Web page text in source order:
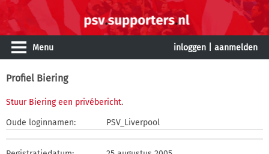
Menu inloggen aanmelden
Profiel Biering
Stuur Biering een privébericht.
Oude loginnamen:
PSV_Liverpool